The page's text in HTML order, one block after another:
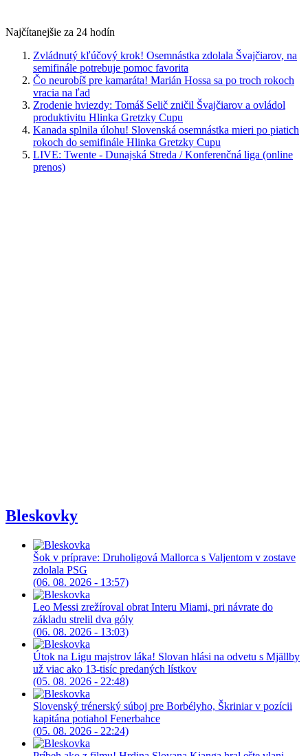
Najčítanejšie za 24 hodín
Zvládnutý kľúčový krok! Osemnástka zdolala Švajčiarov, na
semifinále potrebuje pomoc favorita
Čo neurobíš pre kamaráta! Marián Hossa sa po troch rokoch
vracia na ľad
Zrodenie hviezdy: Tomáš Selič zničil Švajčiarov a ovládol
produktivitu Hlinka Gretzky Cupu
Kanada splnila úlohu! Slovenská osemnástka mieri po piatich
rokoch do semifinále Hlinka Gretzky Cupu
LIVE: Twente - Dunajská Streda / Konferenčná liga (online
prenos)
Bleskovky
Šok v príprave: Druholigová Mallorca s Valjentom v zostave
zdolala PSG
(06. 08. 2026 - 13:57)
Leo Messi zrežíroval obrat Interu Miami, pri návrate do
základu strelil dva góly
(06. 08. 2026 - 13:03)
Útok na Ligu majstrov láka! Slovan hlási na odvetu s Mjällby
už viac ako 13-tisíc predaných lístkov
(05. 08. 2026 - 22:48)
Slovenský trénerský súboj pre Borbélyho, Škriniar v pozícii
kapitána potiahol Fenerbahce
(05. 08. 2026 - 22:24)